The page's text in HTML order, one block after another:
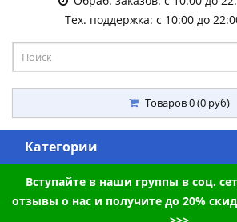
Тех. поддержка: с 10:00 до
Товаров 0 (0 руб)
Категории
Вступайте в наши группы в соц.
отзывы о нас и получите до 20%